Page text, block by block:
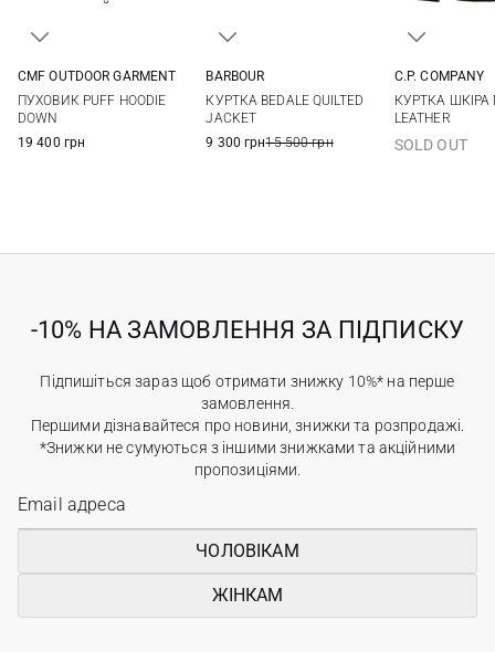
CMF OUTDOOR GARMENT
ПУХОВИК PUFF HOODIE
DOWN
19 400 грн
44
BARBOUR
КУРТКА BEDALE QUILTED
JACKET
9 300 грн15 500 грн
C.P. COMPANY
КУРТКА ШКІРА
LEATHER
SOLD OUT
-10% НА ЗАМОВЛЕННЯ ЗА ПІДПИСКУ
Підпишіться зараз щоб отримати знижку 10%* на перше
замовлення.
Першими дізнавайтеся про новини, знижки та розпродажі.
*Знижки не сумуються з іншими знижками та акційними
пропозиціями.
ЧОЛОВІКАМ
ЖІНКАМ